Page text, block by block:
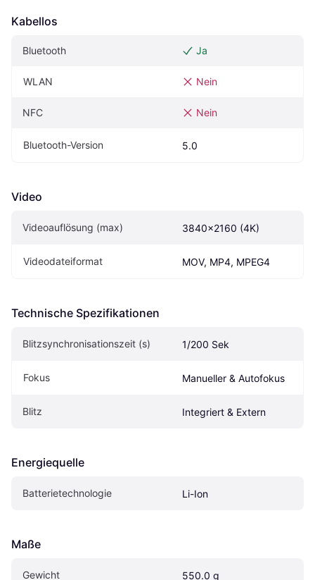
Kabellos
Bluetooth Ja
WLAN Nein
NFC Nein
Bluetooth-Version 5.0
Video
Videoauflösung (max) 3840x2160 (4K)
Videodateiformat MOV, MP4, MPEG4
Technische Spezifikationen
Blitzsynchronisationszeit (s) 1/200 Sek
Fokus Manueller & Autofokus
Blitz Integriert & Extern
Energiequelle
Batterietechnologie Li-Ion
Maße
Gewicht 550.0 g